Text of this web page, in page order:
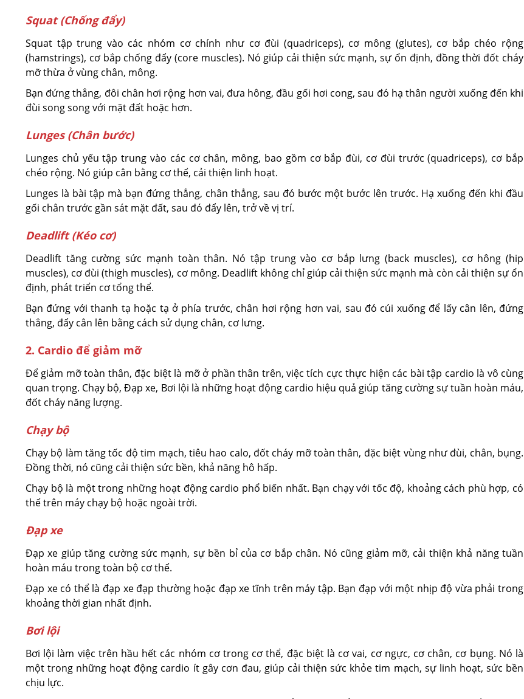
Squat (Chống đẩy)
Squat tập trung vào các nhóm cơ chính như cơ đùi (quadriceps), cơ mông (glutes), cơ bắp chéo rộng
(hamstrings), cơ bắp chống đẩy (core muscles). Nó giúp cải thiện sức mạnh, sự ổn định, đồng thời đốt cháy
mỡ thừa ở vùng chân, mông.
Bạn đứng thẳng, đôi chân hơi rộng hơn vai, đưa hông, đầu gối hơi cong, sau đó hạ thân người xuống đến khi
đùi song song với mặt đất hoặc hơn.
Lunges (Chân bước)
Lunges chủ yếu tập trung vào các cơ chân, mông, bao gồm cơ bắp đùi, cơ đùi trước (quadriceps), cơ bắp
chéo rộng. Nó giúp cân bằng cơ thể, cải thiện linh hoạt.
Lunges là bài tập mà bạn đứng thẳng, chân thẳng, sau đó bước một bước lên trước. Hạ xuống đến khi đầu
gối chân trước gần sát mặt đất, sau đó đẩy lên, trở về vị trí.
Deadlift (Kéo cơ)
Deadlift tăng cường sức mạnh toàn thân. Nó tập trung vào cơ bắp lưng (back muscles), cơ hông (hip
muscles), cơ đùi (thigh muscles), cơ mông. Deadlift không chỉ giúp cải thiện sức mạnh mà còn cải thiện sự ổn
định, phát triển cơ tổng thể.
Bạn đứng với thanh tạ hoặc tạ ở phía trước, chân hơi rộng hơn vai, sau đó cúi xuống để lấy cân lên, đứng
thẳng, đẩy cân lên bằng cách sử dụng chân, cơ lưng.
2. Cardio để giảm mỡ
Để giảm mỡ toàn thân, đặc biệt là mỡ ở phần thân trên, việc tích cực thực hiện các bài tập cardio là vô cùng
quan trọng. Chạy bộ, Đạp xe, Bơi lội là những hoạt động cardio hiệu quả giúp tăng cường sự tuần hoàn máu,
đốt cháy năng lượng.
Chạy bộ
Chạy bộ làm tăng tốc độ tim mạch, tiêu hao calo, đốt cháy mỡ toàn thân, đặc biệt vùng như đùi, chân, bụng.
Đồng thời, nó cũng cải thiện sức bền, khả năng hô hấp.
Chạy bộ là một trong những hoạt động cardio phổ biến nhất. Bạn chạy với tốc độ, khoảng cách phù hợp, có
thể trên máy chạy bộ hoặc ngoài trời.
Đạp xe
Đạp xe giúp tăng cường sức mạnh, sự bền bỉ của cơ bắp chân. Nó cũng giảm mỡ, cải thiện khả năng tuần
hoàn máu trong toàn bộ cơ thể.
Đạp xe có thể là đạp xe đạp thường hoặc đạp xe tĩnh trên máy tập. Bạn đạp với một nhịp độ vừa phải trong
khoảng thời gian nhất định.
Bơi lội
Bơi lội làm việc trên hầu hết các nhóm cơ trong cơ thể, đặc biệt là cơ vai, cơ ngực, cơ chân, cơ bụng. Nó là
một trong những hoạt động cardio ít gây cơn đau, giúp cải thiện sức khỏe tim mạch, sự linh hoạt, sức bền
chịu lực.